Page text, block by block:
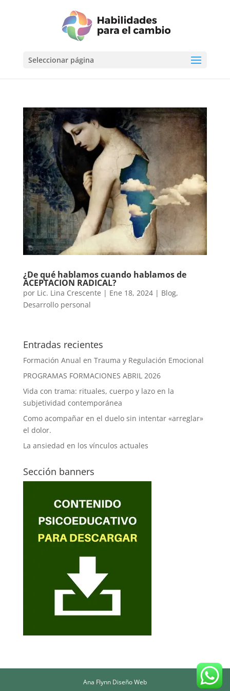
Seleccionar página
¿De qué hablamos cuando hablamos de
ACEPTACION RADICAL?
por Lic. Lina Crescente | Ene 18, 2024| Blog,
Desarrollo personal
Entradas recientes
Formación Anual en Trauma y Regulación Emocional
PROGRAMAS FORMACIONES ABRIL 2026
Vida con trama: rituales, cuerpo y lazo en la
subjetividad contemporánea
Como acompañar en el duelo sin intentar «arreglar»
el dolor.
La ansiedad en los vínculos actuales
Sección banners
Ana Flynn Diseño Web